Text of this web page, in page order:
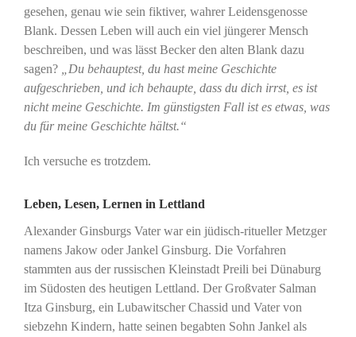
gesehen, genau wie sein fiktiver, wahrer Leidensgenosse
Blank. Dessen Leben will auch ein viel jüngerer Mensch
beschreiben, und was lässt Becker den alten Blank dazu
sagen?
„Du behauptest, du hast meine Geschichte
aufgeschrieben, und ich behaupte, dass du dich irrst, es ist
nicht meine Geschichte. Im günstigsten Fall ist es etwas, was
du für meine Geschichte hältst.“
Ich versuche es trotzdem.
Leben, Lesen, Lernen in Lettland
Alexander Ginsburgs Vater war ein jüdisch-ritueller Metzger
namens Jakow oder Jankel Ginsburg. Die Vorfahren
stammten aus der russischen Kleinstadt Preili bei Dünaburg
im Südosten des heutigen Lettland. Der Großvater Salman
Itza Ginsburg, ein Lubawitscher Chassid und Vater von
siebzehn Kindern, hatte seinen begabten Sohn Jankel als